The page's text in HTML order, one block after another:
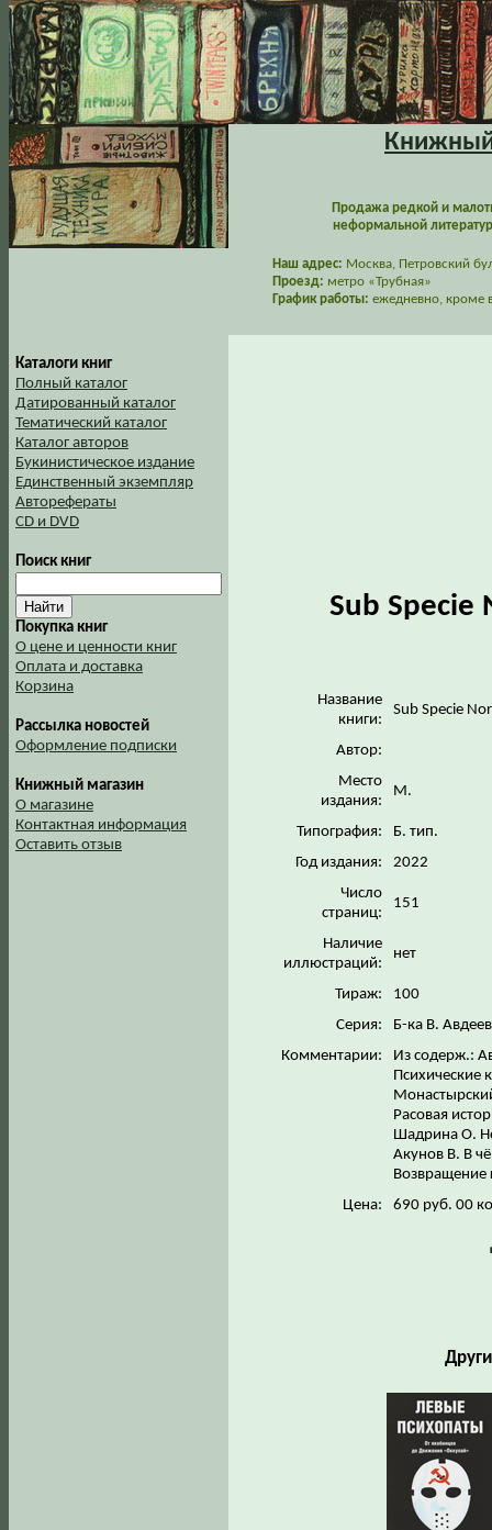
Книжный
Продажа редкой и
неформальной
Наш адрес: Москва, Петровский
Проезд: метро «Трубная»
График работы: ежедневно, кроме
Каталоги книг
Полный каталог
Датированный каталог
Тематический каталог
Каталог авторов
Букинистическое издание
Единственный экземпляр
Авторефераты
CD и DVD
Поиск книг
Покупка книг
О цене и ценности книг
Оплата и доставка
Корзина
Рассылка новостей
Оформление подписки
Книжный магазин
О магазине
Контактная информация
Оставить отзыв
Sub Specie
Название
книги:
Sub Specie
Автор:
Место
издания:
М.
Типография:
Б. тип.
Год издания:
2022
Число
страниц:
151
Наличие
иллюстраций:
нет
Тираж:
100
Серия:
Б-ка В.
Комментарии:
Из содерж.:
Психические
Расовая
Шадрина О.
Акунов В. В
Возвращение
Цена:
690 руб. 00